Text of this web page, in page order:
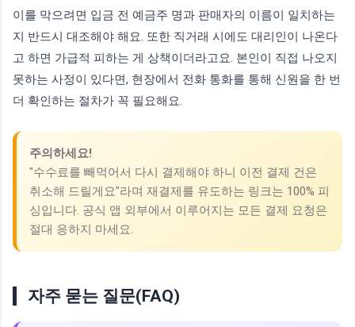
이를 막으려면 입금 전 예금주 명과 판매자의 이름이 일치하는
지 반드시 대조해야 해요. 또한 직거래 시에도 대리인이 나온다
고 하면 가급적 피하는 게 상책이더라고요. 본인이 직접 나오지
못하는 사정이 있다면, 현장에서 전화 통화를 통해 신원을 한 번
더 확인하는 절차가 꼭 필요해요.
주의하세요!
"수수료를 빼먹어서 다시 결제해야 하니 이전 결제 건은
취소해 드릴게요"라며 재결제를 유도하는 링크는 100% 피
싱입니다. 공식 앱 외부에서 이루어지는 모든 결제 요청은
절대 응하지 마세요.
자주 묻는 질문(FAQ)